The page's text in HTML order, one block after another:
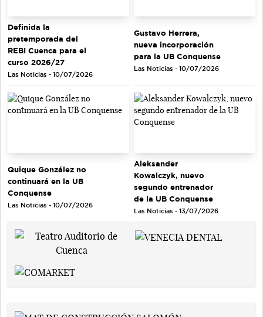
Definida la
pretemporada del
REBI Cuenca para el
curso 2026/27
Las Noticias - 10/07/2026
Gustavo Herrera,
nueva incorporación
para la UB Conquense
Las Noticias - 10/07/2026
Quique González no
continuará en la UB
Conquense
Las Noticias - 10/07/2026
Aleksander
Kowalczyk, nuevo
segundo entrenador
de la UB Conquense
Las Noticias - 13/07/2026